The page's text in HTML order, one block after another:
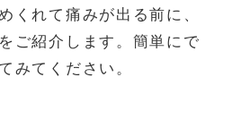
くれて痛みが出る前に、
ご紹介します。簡単にで
みてください。